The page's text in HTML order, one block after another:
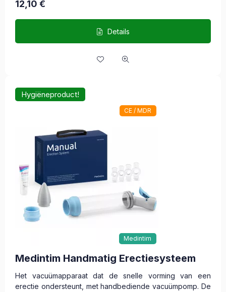
12,10 €
Details
Hygiëneproduct!
CE / MDR
Medintim
Medintim Handmatig Erectiesysteem
Het vacuümapparaat dat de snelle vorming van een
erectie ondersteunt, met handbediende vacuümpomp. De